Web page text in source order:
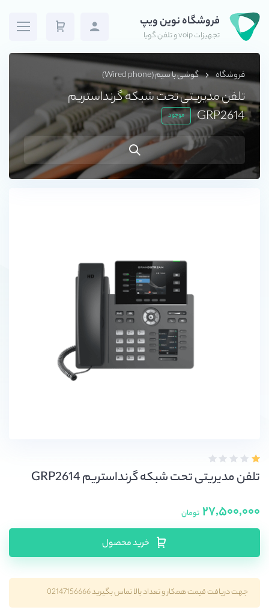
فروشگاه نوین ویپ
تجهیزات voip و تلفن گویا
فروشگاه گوشی با سیم (Wired phone)
تلفن مدیریتی تحت شبکه گرنداستریم
GRP2614
موجود
تلفن مدیریتی تحت شبکه گرنداستریم GRP2614
۲۷,۵۰۰,۰۰۰ تومان
خرید محصول
جهت دریافت قیمت همکار و تعداد بالا تماس بگیرید 02147156666